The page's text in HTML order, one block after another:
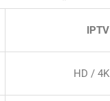
IPTV
HD / 4K